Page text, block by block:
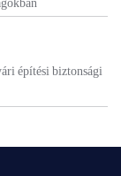
építési biztonsági